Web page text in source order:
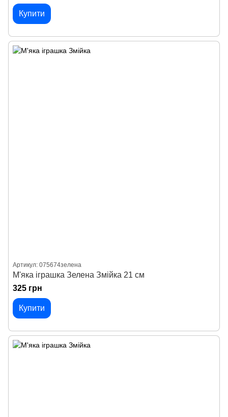
Купити
Артикул: 075674зелена
М'яка іграшка Зелена Змійка 21 см
325 грн
Купити